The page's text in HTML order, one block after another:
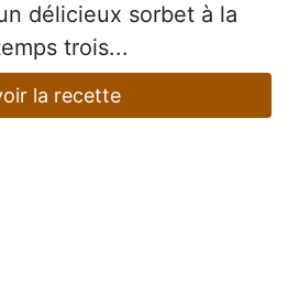
délicieux sorbet à la
trois...
la recette